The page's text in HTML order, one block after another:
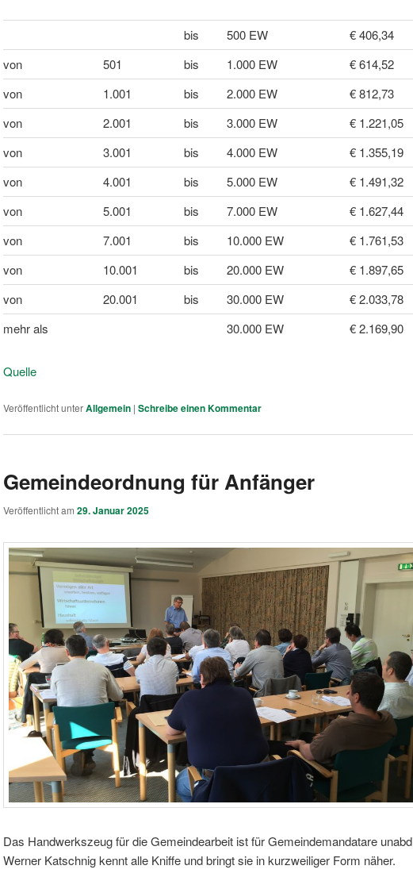
bis 500 EW
€ 406,34
von
501 bis 1.000 EW
€ 614,52
von
1.001 bis 2.000 EW
€ 812,73
von
2.001 bis 3.000 EW
€ 1.221,05
von
3.001 bis 4.000 EW
€ 1.355,19
von
4.001 bis 5.000 EW
€ 1.491,32
von
5.001 bis 7.000 EW
€ 1.627,44
von
7.001 bis 10.000 EW
€ 1.761,53
von
10.001 bis 20.000 EW
€ 1.897,65
von
20.001 bis 30.000 EW
€ 2.033,78
mehr als
30.000 EW € 2.169,90
Quelle
Veröffentlicht unter Allgemein |Schreibe einen Kommentar
Gemeindeordnung für Anfänger
Veröffentlicht am29. Januar 2025
Das Handwerkszeug für die Gemeindearbeit ist für Gemeindemandatare
Werner Katschnig kennt alle Kniffe und bringt sie in kurzweiliger Form näher.